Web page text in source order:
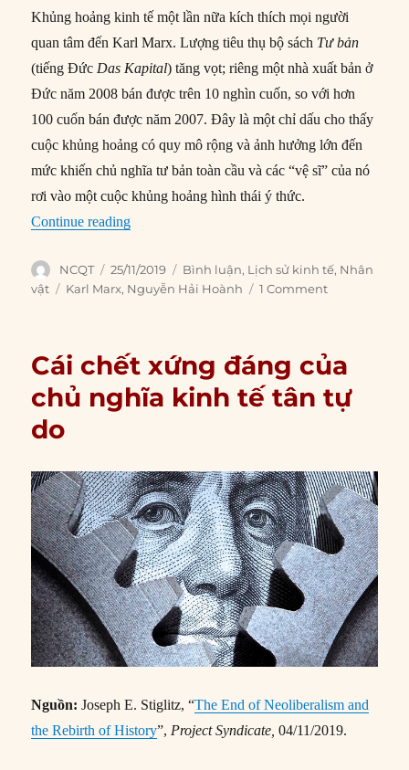
Khủng hoảng kinh tế một lần nữa kích thích mọi người
quan tâm đến Karl Marx. Lượng tiêu thụ bộ sách Tư bản
(tiếng Đức Das Kapital) tăng vọt; riêng một nhà xuất bản ở
Đức năm 2008 bán được trên 10 nghìn cuốn, so với hơn
100 cuốn bán được năm 2007. Đây là một chỉ dấu cho thấy
cuộc khủng hoảng có quy mô rộng và ảnh hưởng lớn đến
mức khiến chủ nghĩa tư bản toàn cầu và các “vệ sĩ” của nó
rơi vào một cuộc khủng hoảng hình thái ý thức.
Continue reading“Karl Marx tiên tri về Khủng hoảng tài chính
Author
NCQT
Posted
on
25/11/2019 Categories
Bình luận, Lịch sử kinh tế, Nhân
vật
Tags
Karl Marx, Nguyễn Hải Hoành 1 Comment
Cái chết xứng đáng của
chủ nghĩa kinh tế tân tự
do
Nguồn:Joseph E. Stiglitz, “The End of Neoliberalism and
the Rebirth of History”, Project Syndicate,04/11/2019.